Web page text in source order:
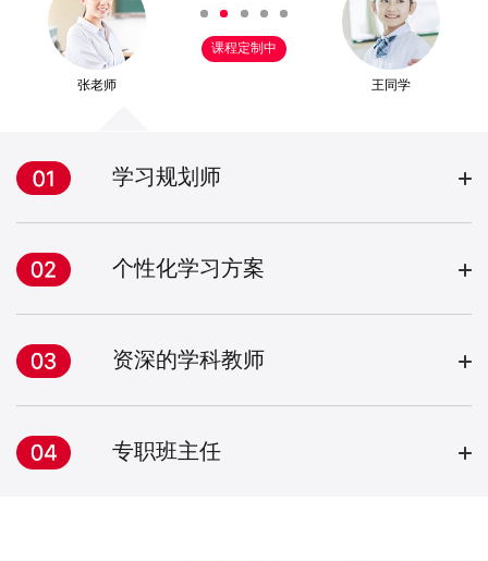
张老师
课程定制中
王同学
学习规划师
个性化学习方案
资深的学科教师
专职班主任